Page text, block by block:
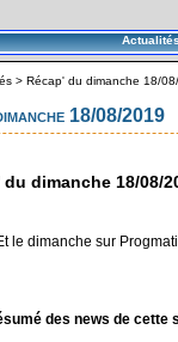
> Récap' du dimanche 18/
18/08/2019
du dimanche 18/08/
le dimanche sur
des news de cette